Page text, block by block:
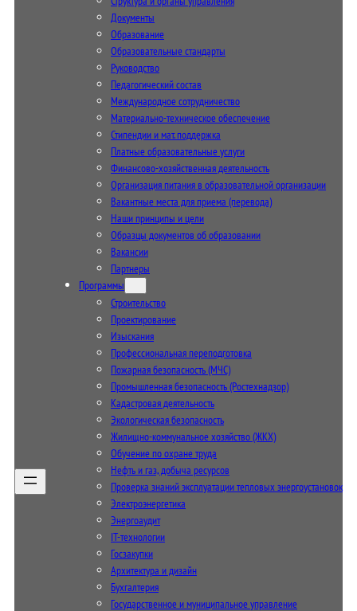
Документы
Образование
Образовательные стандарты
Руководство
Педагогический состав
Международное сотрудничество
Материально-техническое обеспечение
Стипендии и мат. поддержка
Платные образовательные услуги
Финансово-хозяйственная деятельность
Организация питания в образовательной организации
Вакантные места для приема (перевода)
Наши принципы и цели
Образцы документов об образовании
Вакансии
Партнеры
Программы
Строительство
Проектирование
Изыскания
Профессиональная переподготовка
Пожарная безопасность (МЧС)
Промышленная безопасность (Ростехнадзор)
Кадастровая деятельность
Экологическая безопасность
Жилищно-коммунальное хозяйство (ЖКХ)
Обучение по охране труда
Нефть и газ, добыча ресурсов
Проверка знаний эксплуатации тепловых энергоустановок
Электроэнергетика
Энергоаудит
IT-технологии
Госзакупки
Архитектура и дизайн
Бухгалтерия
Государственное и муниципальное управление